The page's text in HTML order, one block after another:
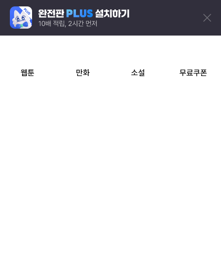
웹툰 만화 소설 무료쿠폰